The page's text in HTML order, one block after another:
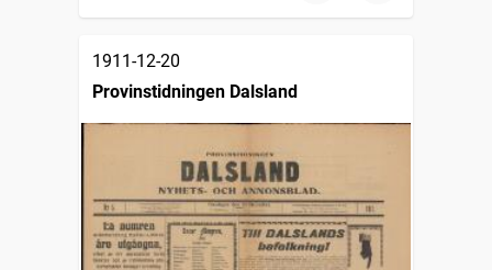
1911-12-20
Provinstidningen Dalsland